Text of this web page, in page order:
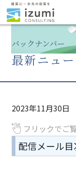
グ
ロ
ー
バ
ル
ナ
ビ
ゲ
ー
バックナンバー
最新ニュ
ル
マ
ガ
ジ
ン
ル
マ
ガ
ジ
ン
ー
2023-
11-30
配信
2023年11月30
フリックでご
配信メール目